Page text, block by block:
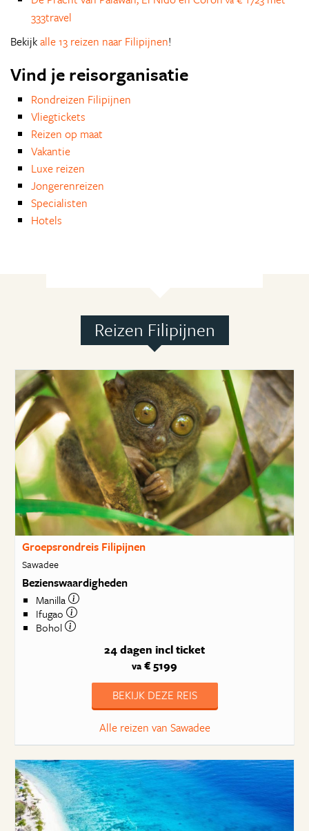
333travel
Bekijkalle 13 reizen naar Filipijnen!
Vind je reisorganisatie
Rondreizen Filipijnen
Vliegtickets
Reizen op maat
Vakantie
Luxe reizen
Jongerenreizen
Specialisten
Hotels
Reizen Filipijnen
Groepsrondreis Filipijnen
Sawadee
Bezienswaardigheden
Manilla
Ifugao
Bohol
24 dagen incl ticket
va € 5199
BEKIJK DEZE REIS
Alle reizen van Sawadee